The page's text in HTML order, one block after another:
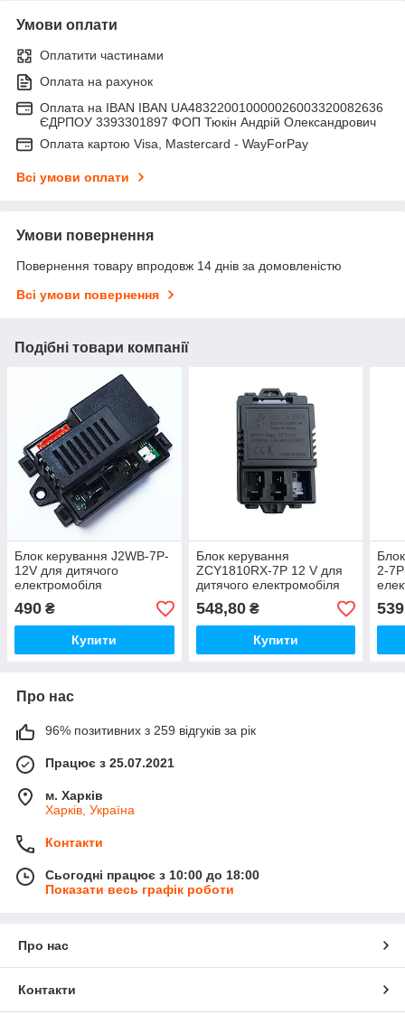
Умови оплати
Оплатити частинами
Оплата на рахунок
Оплата на IBAN IBAN UA483220010000026003320082636
ЄДРПОУ 3393301897 ФОП Тюкін Андрій Олександрович
Оплата картою Visa, Mastercard - WayForPay
Всі умови оплати
Умови повернення
Повернення товару впродовж 14 днів за домовленістю
Всі умови повернення
Подібні товари компанії
Блок керування J2WB-7P-
12V для дитячого
електромобіля
490 ₴
Купити
Блок керування
ZCY1810RX-7P 12 V для
дитячого електромобіля
548,80₴
Купити
2-
539
Про нас
96% позитивних з 259 відгуків за рік
Працює з 25.07.2021
м. Харків
Харків, Україна
Контакти
Сьогодні працює з 10:00 до 18:00
Показати весь графік роботи
Про нас
Контакти